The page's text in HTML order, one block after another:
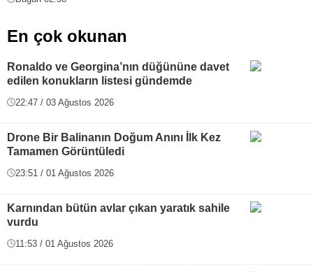
En çok okunan
Ronaldo ve Georgina’nın düğününe davet
edilen konukların listesi gündemde
22:47 / 03 Ağustos 2026
Drone Bir Balinanın Doğum Anını İlk Kez
Tamamen Görüntüledi
23:51 / 01 Ağustos 2026
Karnından bütün avlar çıkan yaratık sahile
vurdu
11:53 / 01 Ağustos 2026